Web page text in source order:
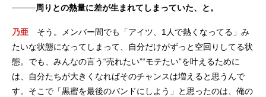
────周りとの熱量に差が生まれてしまっていた、と。
乃亜 そう。メンバー間でも「アイツ、1人で熱くなってる」み
たいな状態になってしまって、自分だけがずっと空回りしてる状
態。でも、みんなの言う“売れたい”“モテたい”を叶えるために
は、自分たちが大きくなればそのチャンスは増えると思うんで
す。そこで「黒蜜を最後のバンドにしよう」と思ったのは、俺の